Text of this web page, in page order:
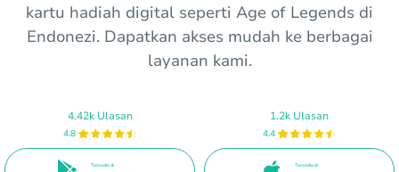
kartu hadiah digital seperti Age of Legends di
Endonezi. Dapatkan akses mudah ke berbagai
layanan kami.
4.42k Ulasan
4.8
Tersedia di
1.2k Ulasan
4.4
Tersedia di